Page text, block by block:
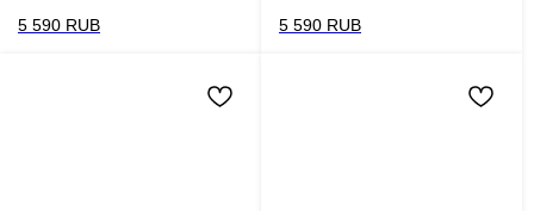
5 590 RUB
5 590 RUB